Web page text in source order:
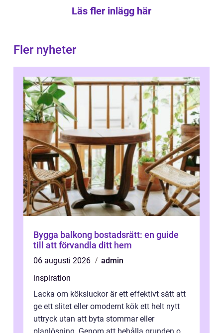
Läs fler inlägg här
Fler nyheter
Bygga balkong bostadsrätt: en guide
till att förvandla ditt hem
06 augusti 2026
admin
inspiration
Lacka om köksluckor är ett effektivt sätt att
ge ett slitet eller omodernt kök ett helt nytt
uttryck utan att byta stommar eller